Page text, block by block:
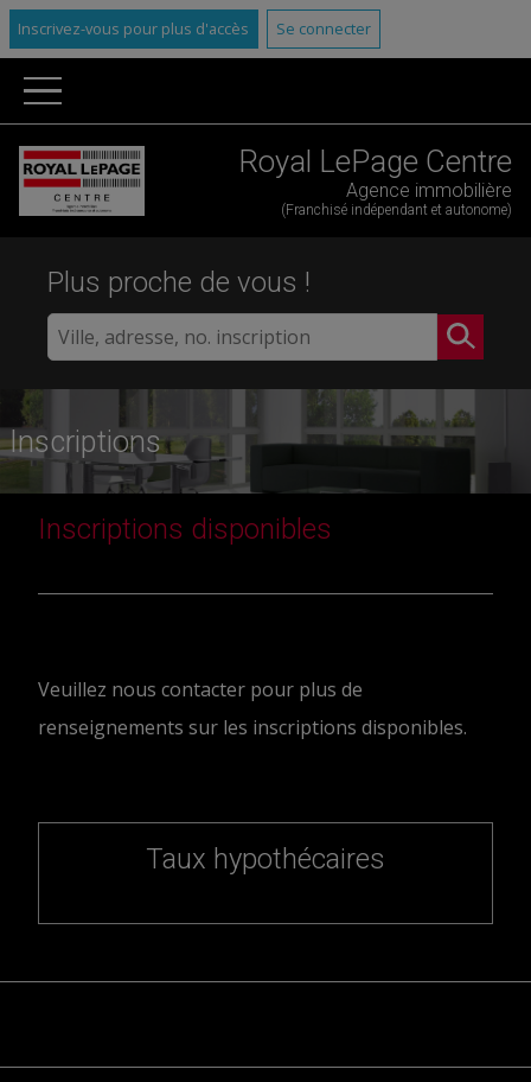
Inscrivez-vous pour plus d'accès Se connecter
Royal LePage Centre
Agence immobilière
(Franchisé indépendant et autonome)
Plus proche de vous !
Inscriptions
Inscriptions disponibles
Veuillez nous contacter pour plus de
renseignements sur les inscriptions disponibles.
Taux hypothécaires